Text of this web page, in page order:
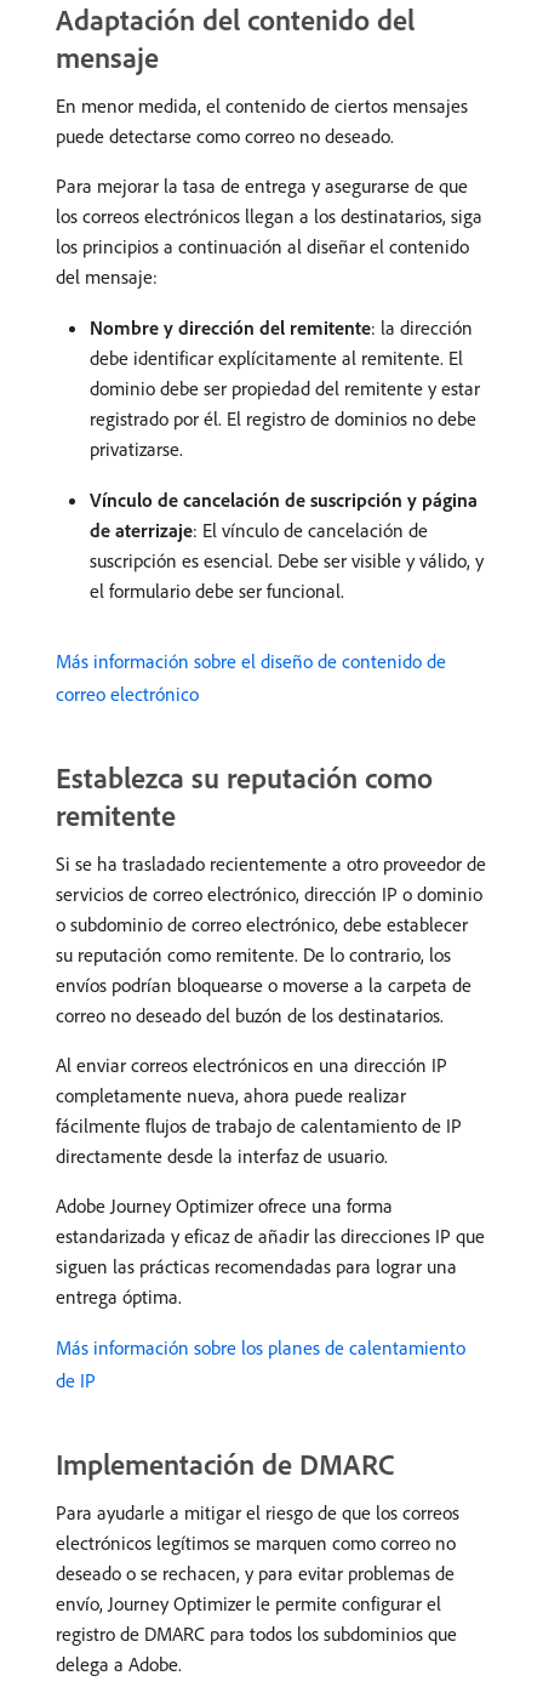
Adaptación del contenido del
mensaje
En menor medida, el contenido de ciertos mensajes
puede detectarse como correo no deseado.
Para mejorar la tasa de entrega y asegurarse de que
los correos electrónicos llegan a los destinatarios, siga
los principios a continuación al diseñar el contenido
del mensaje:
Nombre y dirección del remitente: la dirección
debe identificar explícitamente al remitente. El
dominio debe ser propiedad del remitente y estar
registrado por él. El registro de dominios no debe
privatizarse.
Vínculo de cancelación de suscripción y página
de aterrizaje: El vínculo de cancelación de
suscripción es esencial. Debe ser visible y válido, y
el formulario debe ser funcional.
Más información sobre el diseño de contenido de
correo electrónico
Establezca su reputación como
remitente
Si se ha trasladado recientemente a otro proveedor de
servicios de correo electrónico, dirección IP o dominio
o subdominio de correo electrónico, debe establecer
su reputación como remitente. De lo contrario, los
envíos podrían bloquearse o moverse a la carpeta de
correo no deseado del buzón de los destinatarios.
Al enviar correos electrónicos en una dirección IP
completamente nueva, ahora puede realizar
fácilmente flujos de trabajo de calentamiento de IP
directamente desde la interfaz de usuario.
Adobe Journey Optimizer ofrece una forma
estandarizada y eficaz de añadir las direcciones IP que
siguen las prácticas recomendadas para lograr una
entrega óptima.
Más información sobre los planes de calentamiento
de IP
Implementación de DMARC
Para ayudarle a mitigar el riesgo de que los correos
electrónicos legítimos se marquen como correo no
deseado o se rechacen, y para evitar problemas de
envío, Journey Optimizer le permite configurar el
registro de DMARC para todos los subdominios que
delega a Adobe.